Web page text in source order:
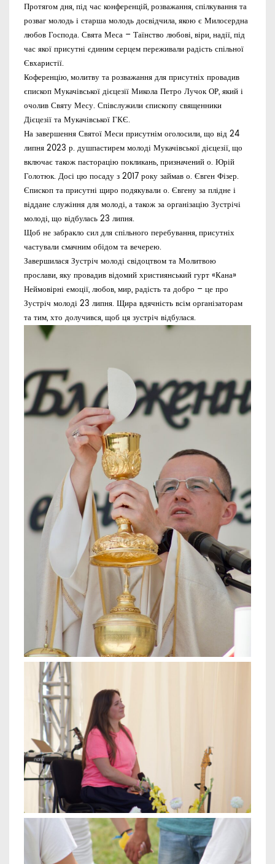
Протягом дня, під час конференцій, розважання, спілкування та
розваг молодь і старша молодь досвідчила, якою є Милосердна
любов Господа. Свята Меса – Таїнство любові, віри, надії, під
час якої присутні єдиним серцем переживали радість спільної
Євхаристії.
Коференцію, молитву та розважання для присутніх провадив
єпископ Мукачівської дієцезії Микола Петро Лучок ОР, який і
очолив Святу Месу. Співслужили єпископу священники
Дієцезії та Мукачівської ГКЄ.
На завершення Святої Меси присутнім оголосили, що від 24
липня 2023 р. душпастирем молоді Мукачівської дієцезії, що
включає також пасторацію покликань, призначений о. Юрій
Голотюк. Досі цю посаду з 2017 року займав о. Євген Фізер.
Єпископ та присутні щиро подякували о. Євгену за плідне і
віддане служіння для молоді, а також за організацію Зустрічі
молоді, що відбулась 23 липня.
Щоб не забракло сил для спільного перебування, присутніх
частували смачним обідом та вечерею.
Завершилася Зустріч молоді свідоцтвом та Молитвою
прослави, яку провадив відомий християнський гурт «Кана»
Неймовірні емоції, любов, мир, радість та добро – це про
Зустріч молоді 23 липня. Щира вдячність всім організаторам
та тим, хто долучився, щоб ця зустріч відбулася.